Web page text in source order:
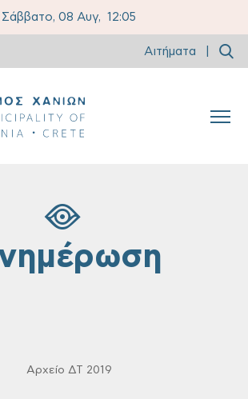
Σάββατο, 08 Αυγ, 12:05
Αιτήματα
Αρχείο ΔΤ 2019